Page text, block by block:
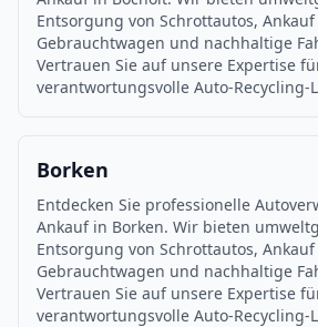
Entsorgung von Schrottautos, Ankauf
Gebrauchtwagen und nachhaltige
Vertrauen Sie auf unsere Expertise
verantwortungsvolle Auto-Recycling-
Borken
Entdecken Sie professionelle
Ankauf in Borken. Wir bieten
Entsorgung von Schrottautos, Ankauf
Gebrauchtwagen und nachhaltige
Vertrauen Sie auf unsere Expertise
verantwortungsvolle Auto-Recycling-